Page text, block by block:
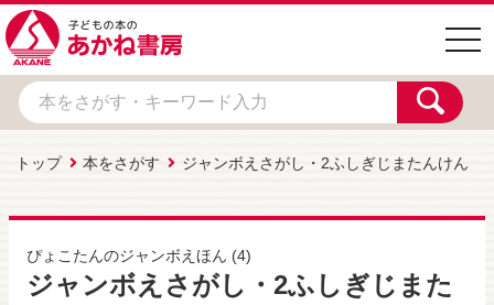
トップ 本をさがす ジャンボえさがし・2ふしぎじまたんけん
ぴょこたんのジャンボえほん (4)
ジャンボえさがし・2ふしぎじまた